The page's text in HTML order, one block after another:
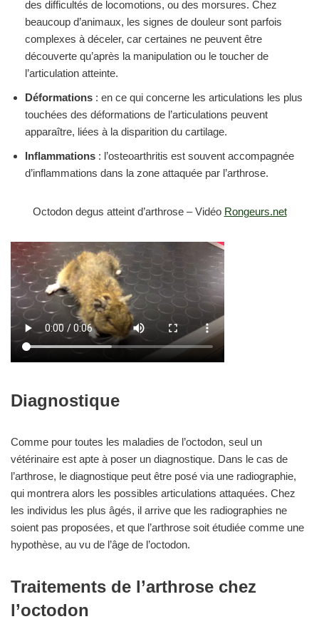
des difficultés de locomotions, ou des morsures. Chez
beaucoup d’animaux, les signes de douleur sont parfois
complexes à déceler, car certaines ne peuvent être
découverte qu’après la manipulation ou le toucher de
l’articulation atteinte.
Déformations : en ce qui concerne les articulations les plus
touchées des déformations de l’articulations peuvent
apparaître, liées à la disparition du cartilage.
Inflammations : l’osteoarthritis est souvent accompagnée
d’inflammations dans la zone attaquée par l’arthrose.
Octodon degus atteint d’arthrose – Vidéo Rongeurs.net
Diagnostique
Comme pour toutes les maladies de l’octodon, seul un
vétérinaire est apte à poser un diagnostique. Dans le cas de
l’arthrose, le diagnostique peut être posé via une radiographie,
qui montrera alors les possibles articulations attaquées. Chez
les individus les plus âgés, il arrive que les radiographies ne
soient pas proposées, et que l’arthrose soit étudiée comme une
hypothèse, au vu de l’âge de l’octodon.
Traitements de l’arthrose chez
l’octodon